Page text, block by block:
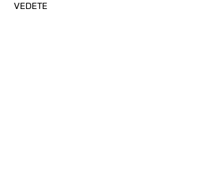
VEDETE